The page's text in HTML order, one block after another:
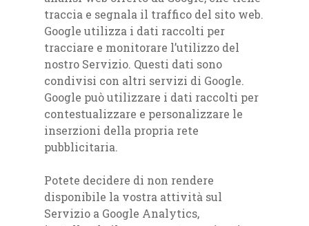
traccia e segnala il traffico del sito web.
Google utilizza i dati raccolti per
tracciare e monitorare l’utilizzo del
nostro Servizio. Questi dati sono
condivisi con altri servizi di Google.
Google può utilizzare i dati raccolti per
contestualizzare e personalizzare le
inserzioni della propria rete
pubblicitaria.
Potete decidere di non rendere
disponibile la vostra attività sul
Servizio a Google Analytics,